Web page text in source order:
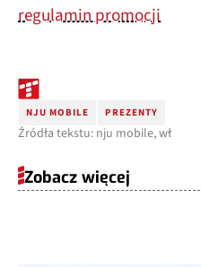
regulamin promocji
NJU MOBILE PREZENTY
Źródła tekstu: nju mobile, wł
Zobacz więcej